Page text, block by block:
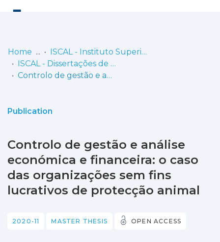
Communities
Statistics
Home
ISCAL - Instituto Superior de Contabilidade e Administração de Lisboa
ISCAL - Dissertações de Mestrado
Controlo de gestão e análise económica e financeira: o caso das organizações sem fins lucrativos de protecção animal
Publication
Controlo de gestão e análise
económica e financeira: o caso
das organizações sem fins
lucrativos de protecção animal
2020-11 MASTER THESIS OPEN ACCESS